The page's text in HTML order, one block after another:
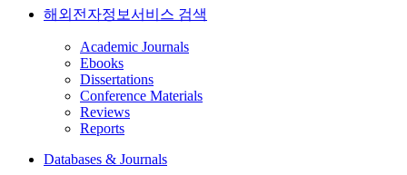
해외전자정보서비스 검색
Academic Journals
Ebooks
Dissertations
Conference Materials
Reviews
Reports
Databases & Journals